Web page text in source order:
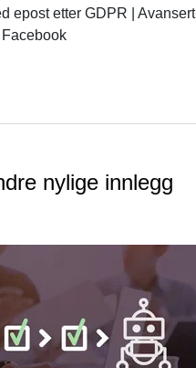
epost etter GDPR | Avansert
nylige innlegg